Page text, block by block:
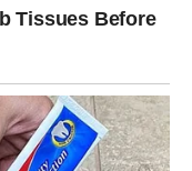
u bolje dane.